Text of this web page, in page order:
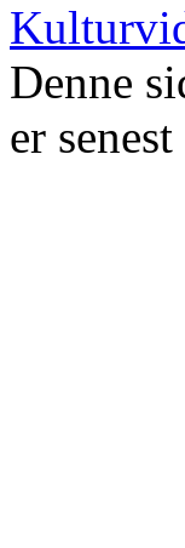
Denne
er